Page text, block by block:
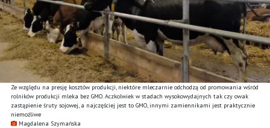
Ze względu na presję kosztów produkcji, niektóre mleczarnie odchodzą od promowania wśród
rolników produkcji mleka bez GMO. Aczkolwiek w stadach wysokowydajnych tak czy owak
zastąpienie śruty sojowej, a najczęściej jest to GMO, innymi zamiennikami jest praktycznie
niemożliwe
Magdalena Szymańska